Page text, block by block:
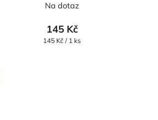
Na dotaz
145 Kč
Měrná
145 Kč / 1 ks